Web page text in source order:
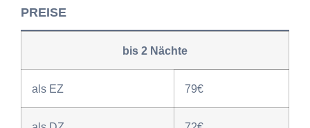
PREISE
bis 2 Nächte
als EZ 79€